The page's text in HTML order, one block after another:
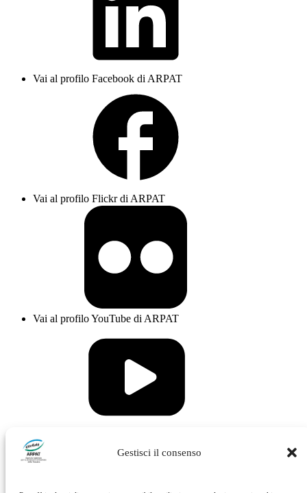
Gestisci il consenso
Vai al profilo Facebook di ARPAT
Vai al profilo Flickr di ARPAT
Vai al profilo YouTube di ARPAT
Vai al profilo Issuu di ARPAT